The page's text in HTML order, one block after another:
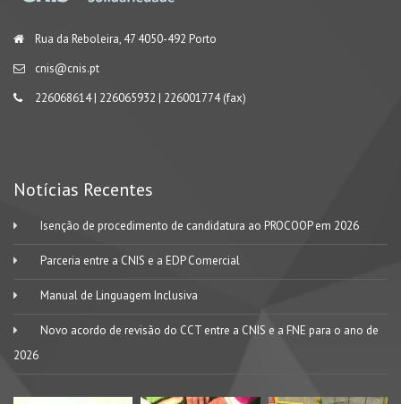
Rua da Reboleira, 47 4050-492 Porto
cnis@cnis.pt
226068614 | 226065932 | 226001774 (fax)
Notícias Recentes
Isenção de procedimento de candidatura ao PROCOOP em 2026
Parceria entre a CNIS e a EDP Comercial
Manual de Linguagem Inclusiva
Novo acordo de revisão do CCT entre a CNIS e a FNE para o ano de
2026